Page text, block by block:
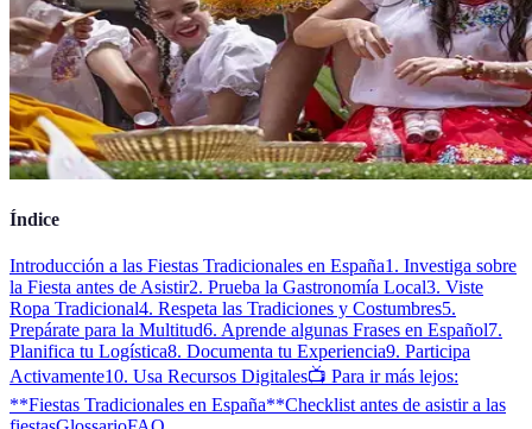
Índice
Introducción a las Fiestas Tradicionales en España1. Investiga sobre
la Fiesta antes de Asistir2. Prueba la Gastronomía Local3. Viste
Ropa Tradicional4. Respeta las Tradiciones y Costumbres5.
Prepárate para la Multitud6. Aprende algunas Frases en Español7.
Planifica tu Logística8. Documenta tu Experiencia9. Participa
Activamente10. Usa Recursos Digitales📺 Para ir más lejos:
**Fiestas Tradicionales en España**Checklist antes de asistir a las